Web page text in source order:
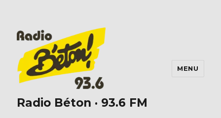
Radio Béton · 93.6 FM
MENU